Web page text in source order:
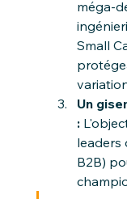
méga-
Small
Un
:
leaders
B2B)